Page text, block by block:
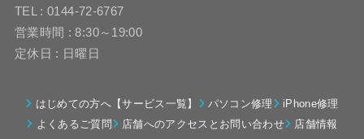
TEL : 0144-72-6767
営業時間 : 8:30～19:00
定休日 : 日曜日
はじめての方へ【サービス一覧】 パソコン修理
iPhone修理
よくあるご質問
店舗へのアクセスとお問い合わせ
店舗情報